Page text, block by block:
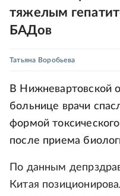
тяжелым
БАДов
Татьяна Воробьева
В Нижневартовской
больнице врачи
формой
после приема
По данным
Китая